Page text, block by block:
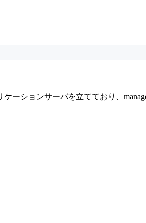
ーションサーバを立てており、